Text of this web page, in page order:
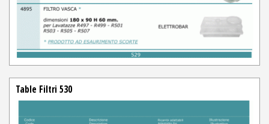
Table Filtri 530